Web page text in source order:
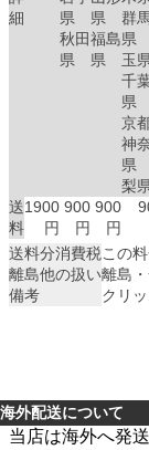
細
県
秋田
県
県
福島
県
群
県
玉
千
県
京
神
県
梨
送
料
1900
円
900
円
900
円
送料分消費税この
離島他の扱い離島
備考
クリ
海外配送について
当店は海外へ発